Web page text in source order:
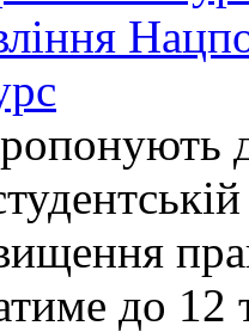
до 12